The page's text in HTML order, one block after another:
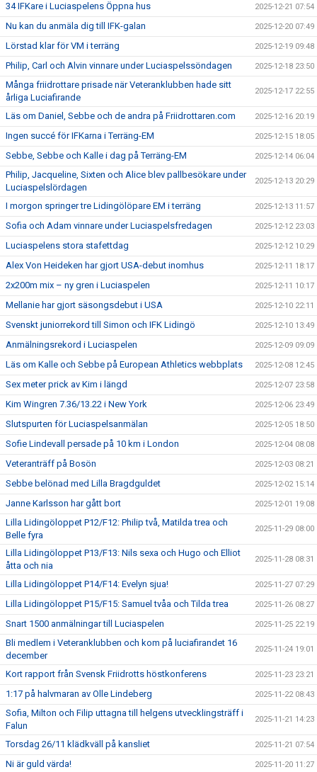
34 IFKare i Luciaspelens Öppna hus 2025-12-21 07:54
Nu kan du anmäla dig till IFK-galan 2025-12-20 07:49
Lörstad klar för VM i terräng 2025-12-19 09:48
Philip, Carl och Alvin vinnare under Luciaspelssöndagen 2025-12-18 23:50
Många friidrottare prisade när Veteranklubben hade sitt
årliga Luciafirande
2025-12-17 22:55
Läs om Daniel, Sebbe och de andra på Friidrottaren.com 2025-12-16 20:19
Ingen succé för IFKarna i Terräng-EM 2025-12-15 18:05
Sebbe, Sebbe och Kalle i dag på Terräng-EM 2025-12-14 06:04
Philip, Jacqueline, Sixten och Alice blev pallbesökare under
Luciaspelslördagen
2025-12-13 20:29
I morgon springer tre Lidingölöpare EM i terräng 2025-12-13 11:57
Sofia och Adam vinnare under Luciaspelsfredagen 2025-12-12 23:03
Luciaspelens stora stafettdag 2025-12-12 10:29
Alex Von Heideken har gjort USA-debut inomhus 2025-12-11 18:17
2x200m mix – ny gren i Luciaspelen 2025-12-11 10:17
Mellanie har gjort säsongsdebut i USA 2025-12-10 22:11
Svenskt juniorrekord till Simon och IFK Lidingö 2025-12-10 13:49
Anmälningsrekord i Luciaspelen 2025-12-09 09:09
Läs om Kalle och Sebbe på European Athletics webbplats 2025-12-08 12:45
Sex meter prick av Kim i längd 2025-12-07 23:58
Kim Wingren 7.36/13.22 i New York 2025-12-06 23:49
Slutspurten för Luciaspelsanmälan 2025-12-05 18:50
Sofie Lindevall persade på 10 km i London 2025-12-04 08:08
Veteranträff på Bosön 2025-12-03 08:21
Sebbe belönad med Lilla Bragdguldet 2025-12-02 15:14
Janne Karlsson har gått bort 2025-12-01 19:08
Lilla Lidingöloppet P12/F12: Philip två, Matilda trea och
Belle fyra
2025-11-29 08:00
Lilla Lidingöloppet P13/F13: Nils sexa och Hugo och Elliot
åtta och nia
2025-11-28 08:31
Lilla Lidingöloppet P14/F14: Evelyn sjua! 2025-11-27 07:29
Lilla Lidingöloppet P15/F15: Samuel tvåa och Tilda trea 2025-11-26 08:27
Snart 1500 anmälningar till Luciaspelen 2025-11-25 22:19
Bli medlem i Veteranklubben och kom på luciafirandet 16
december
2025-11-24 19:01
Kort rapport från Svensk Friidrotts höstkonferens 2025-11-23 23:21
1:17 på halvmaran av Olle Lindeberg 2025-11-22 08:43
Sofia, Milton och Filip uttagna till helgens utvecklingsträff i
Falun
2025-11-21 14:23
Torsdag 26/11 klädkväll på kansliet 2025-11-21 07:54
Ni är guld värda! 2025-11-20 11:27